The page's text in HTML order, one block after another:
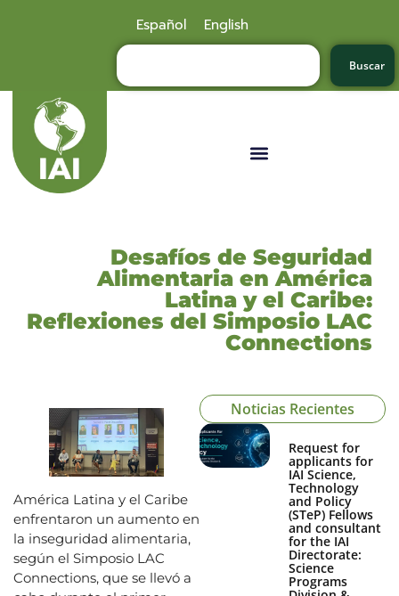
Español English
Buscar
Desafíos de Seguridad
Alimentaria en América
Latina y el Caribe:
Reflexiones del Simposio LAC
Connections
América Latina y el Caribe
enfrentaron un aumento en
la inseguridad alimentaria,
según el Simposio LAC
Connections, que se llevó a
Noticias Recientes
Request for
applicants for
IAI Science,
Technology
and Policy
(STeP) Fellows
and consultant
for the IAI
Directorate:
Science
Programs